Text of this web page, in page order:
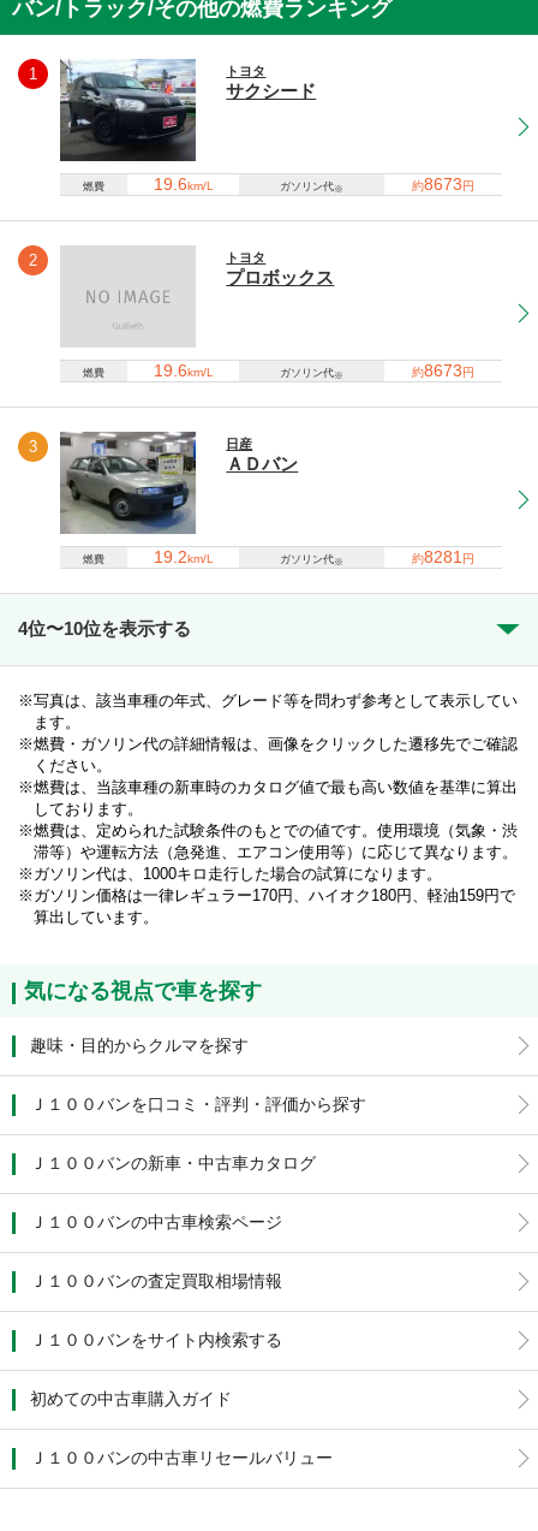
バン/トラック/その他の燃費ランキング
1 トヨタ
サクシード
燃費 19.6km/L ガソリン代※ 約8673円
2 トヨタ
プロボックス
燃費 19.6km/L ガソリン代※ 約8673円
3 日産
ＡＤバン
燃費 19.2km/L ガソリン代※ 約8281 円
4位〜10位を表示する
写真は、該当車種の年式、グレード等を問わず参考として表示してい
ます。
燃費・ガソリン代の詳細情報は、画像をクリックした遷移先でご確認
ください。
燃費は、当該車種の新車時のカタログ値で最も高い数値を基準に算出
しております。
燃費は、定められた試験条件のもとでの値です。使用環境（気象・渋
滞等）や運転方法（急発進、エアコン使用等）に応じて異なります。
ガソリン代は、1000キロ走行した場合の試算になります。
ガソリン価格は一律レギュラー170円、ハイオク180円、軽油159円で
算出しています。
気になる視点で車を探す
趣味・目的からクルマを探す
Ｊ１００バンを口コミ・評判・評価から探す
Ｊ１００バンの新車・中古車カタログ
Ｊ１００バンの中古車検索ページ
Ｊ１００バンの査定買取相場情報
Ｊ１００バンをサイト内検索する
初めての中古車購入ガイド
Ｊ１００バンの中古車リセールバリュー